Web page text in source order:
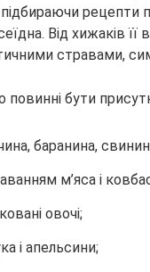
рецепти
Від хижаків її
стравами,
повинні бути
баранина,
м’яса і
овочі;
і апельсини;